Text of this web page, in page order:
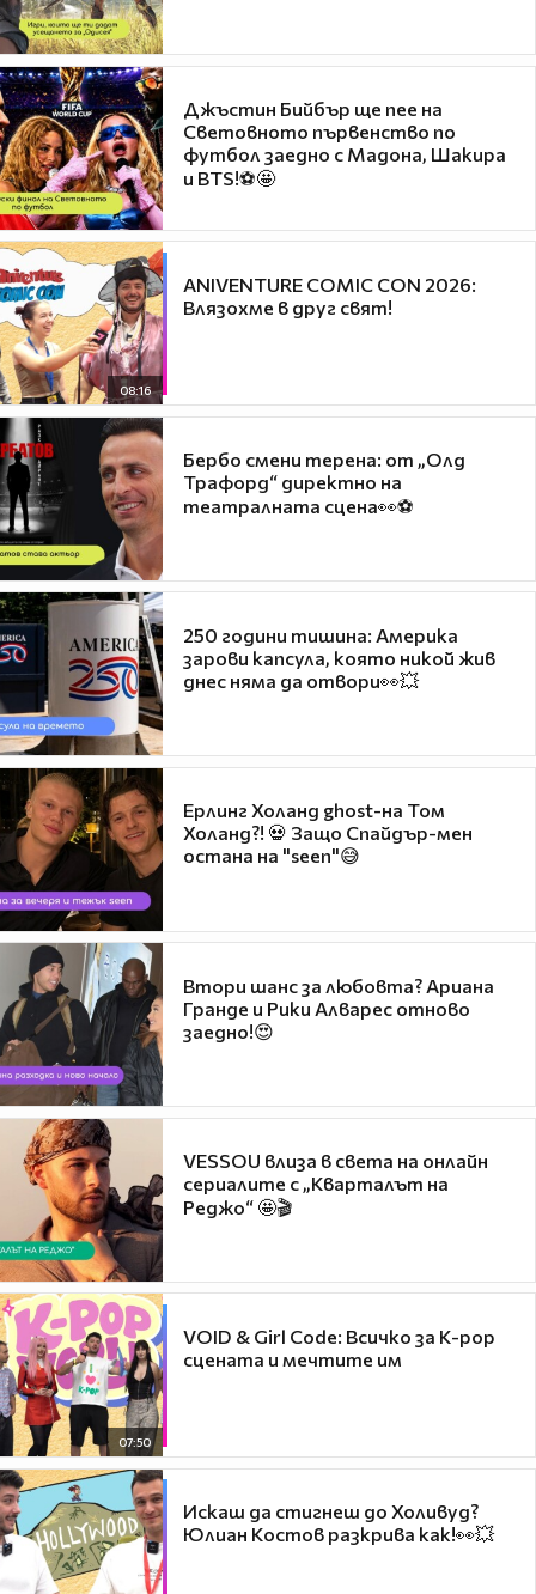
Джъстин Бийбър ще пее на
Световното първенство по
футбол заедно с Мадона, Шакира
и BTS!⚽🤩
08:16
ANIVENTURE COMIC CON 2026:
Влязохме в друг свят!
Бербо смени терена: от „Олд
Трафорд“ директно на
театралната сцена👀⚽
250 години тишина: Америка
зарови капсула, която никой жив
днес няма да отвори👀💥
Ерлинг Холанд ghost-на Том
Холанд?! 💀 Защо Спайдър-мен
остана на "seen"😅
Втори шанс за любовта? Ариана
Гранде и Рики Алварес отново
заедно!😍
VESSOU влиза в света на онлайн
сериалите с „Кварталът на
Реджо“ 🤩🎬
07:50
VOID & Girl Code: Всичко за K-pop
сцената и мечтите им
Искаш да стигнеш до Холивуд?
Юлиан Костов разкрива как!👀💥